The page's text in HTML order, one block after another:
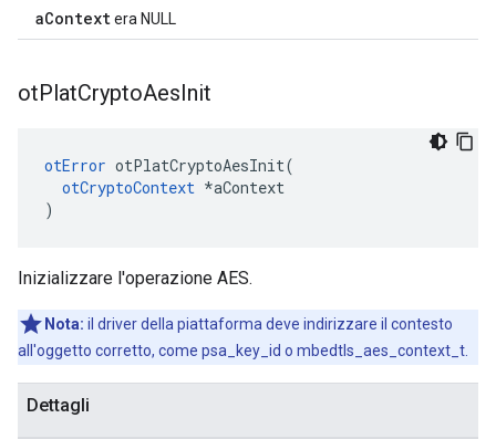
aContextera NULL
otPlatCryptoAesInit
otError otPlatCryptoAesInit(
otCryptoContext *aContext
)
Inizializzare l'operazione AES.
Nota: il driver della piattaforma deve indirizzare il contesto
all'oggetto corretto, come psa_key_id o mbedtls_aes_context_t.
Dettagli